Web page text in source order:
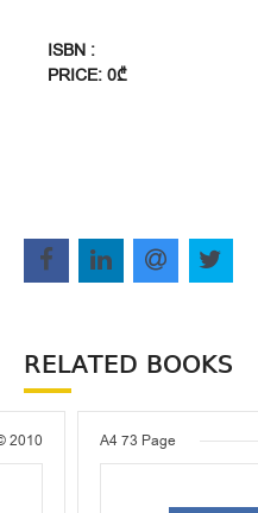
ISBN :
PRICE: 0₾
RELATED BOOKS
2010 A4 73 Page